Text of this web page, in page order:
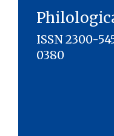
ISSN 2300-
0380